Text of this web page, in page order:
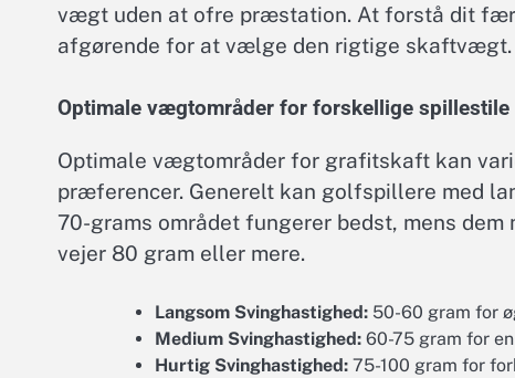
vægt uden at ofre præstation. At forstå dit
afgørende for at vælge den rigtige skaftvægt.
Optimale vægtområder for forskellige spillestile
Optimale vægtområder for grafitskaft kan
præferencer. Generelt kan golfspillere med
70-grams området fungerer bedst, mens
vejer 80 gram eller mere.
Langsom Svinghastighed: 50-60 gram for
Medium Svinghastighed: 60-75 gram for
Hurtig Svinghastighed: 75-100 gram for